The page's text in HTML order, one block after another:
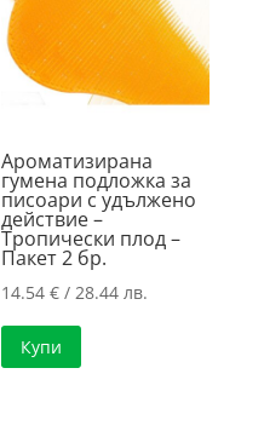
Ароматизирана
гумена подложка за
писоари с удължено
действие –
Тропически плод –
Пакет 2 бр.
14.54€ / 28.44 лв.
Купи